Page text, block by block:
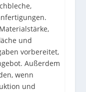
und
vorbereitet,
Außerdem
wenn
und